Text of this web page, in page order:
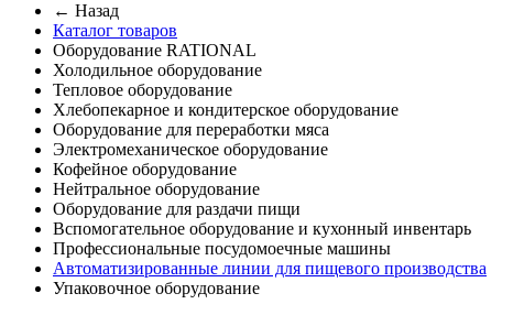
← Назад
Каталог товаров
Оборудование RATIONAL
Холодильное оборудование
Тепловое оборудование
Хлебопекарное и кондитерское оборудование
Оборудование для переработки мяса
Электромеханическое оборудование
Кофейное оборудование
Нейтральное оборудование
Оборудование для раздачи пищи
Вспомогательное оборудование и кухонный инвентарь
Профессиональные посудомоечные машины
Автоматизированные линии для пищевого производства
Упаковочное оборудование